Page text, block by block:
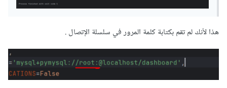
هذا لأنك لم تقم بكتابة كلمة المرور في سلسلة الإتصال .